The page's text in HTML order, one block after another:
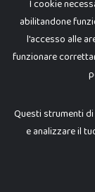
Dadi e Mattoncini è
I prezzi e le
I cookie
abilitandone
l'accesso alle
funzionare
Questi strumenti
e analizzare il